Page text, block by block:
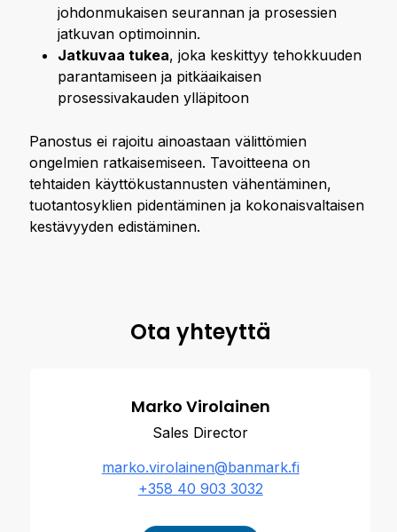
johdonmukaisen seurannan ja prosessien
jatkuvan optimoinnin.
Jatkuvaa tukea, joka keskittyy tehokkuuden
parantamiseen ja pitkäaikaisen
prosessivakauden ylläpitoon
Panostus ei rajoitu ainoastaan välittömien
ongelmien ratkaisemiseen. Tavoitteena on
tehtaiden käyttökustannusten vähentäminen,
tuotantosyklien pidentäminen ja kokonaisvaltaisen
kestävyyden edistäminen.
Ota yhteyttä
Marko Virolainen
Sales Director
marko.virolainen@banmark.fi
+358 40 903 3032